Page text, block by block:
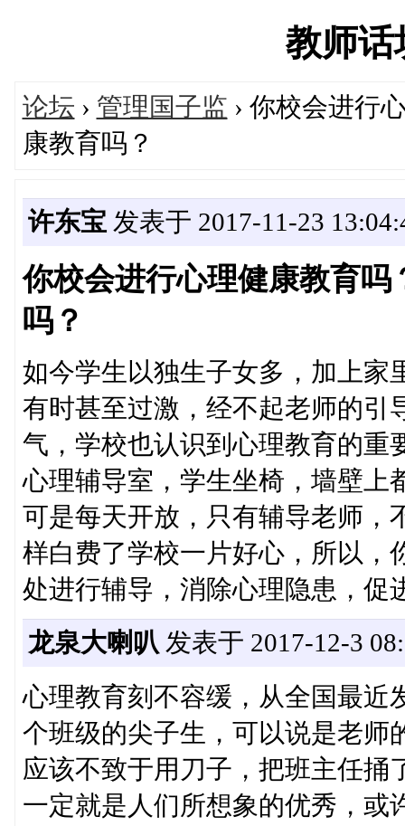
教师话
论坛 › 管理国子监 › 你校会进行
康教育吗？
许东宝 发表于 2017-11-23
你校会进行心理健康教育
吗？
如今学生以独生子女多，加上家
有时甚至过激，经不起老师的引
气，学校也认识到心理教育的重
心理辅导室，学生坐椅，墙壁上
可是每天开放，只有辅导老师，
样白费了学校一片好心，所以，
处进行辅导，消除心理隐患，促
龙泉大喇叭 发表于 2017-12-3
心理教育刻不容缓，从全国最近
个班级的尖子生，可以说是老师
应该不致于用刀子，把班主任捅
一定就是人们所想象的优秀，或